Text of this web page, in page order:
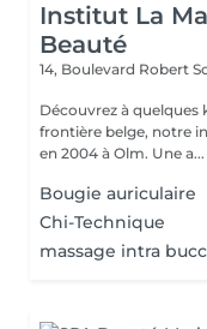
Institut La
Beauté
14, Boulevard Robert
Découvrez à
frontière belge, notre
en 2004 à Olm. Une a...
Bougie auriculaire
Chi-Technique
massage intra